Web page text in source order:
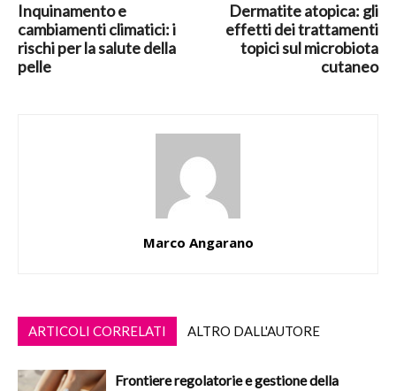
Inquinamento e
cambiamenti climatici: i
rischi per la salute della
pelle
Dermatite atopica: gli
effetti dei trattamenti
topici sul microbiota
cutaneo
Marco Angarano
ARTICOLI CORRELATI ALTRO DALL'AUTORE
Frontiere regolatorie e gestione della